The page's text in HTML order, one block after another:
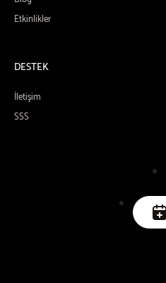
Etkinlikler
DESTEK
İletişim
SSS